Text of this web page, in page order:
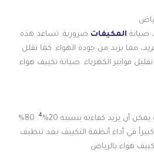
صيانة المكيفات ضرورية. تساعد هذه
، مما يزيد من جودة الهواء. كما تقلل
فواتير الكهرباء. صيانة تكييف هواء
أن يزيد كفاءته بنسبة 20%
4
. 80%
في أداء أنظمة التكييف بعد تنظيف
هواء بالرياض